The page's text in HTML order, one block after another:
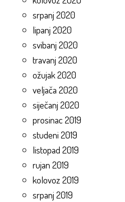
srpanj 2020
lipanj 2020
svibanj 2020
travanj 2020
ožujak 2020
veljača 2020
siječanj 2020
prosinac 2019
studeni 2019
listopad 2019
rujan 2019
kolovoz 2019
srpanj 2019